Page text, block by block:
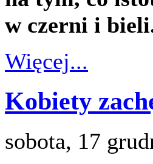
w czerni i
Więcej...
Kobiety
sobota, 17